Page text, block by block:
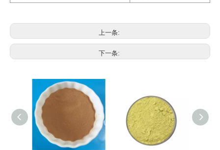
上一条:
下一条: